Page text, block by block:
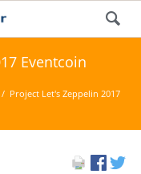
Eventcoin
Project Let's Zeppelin 2017